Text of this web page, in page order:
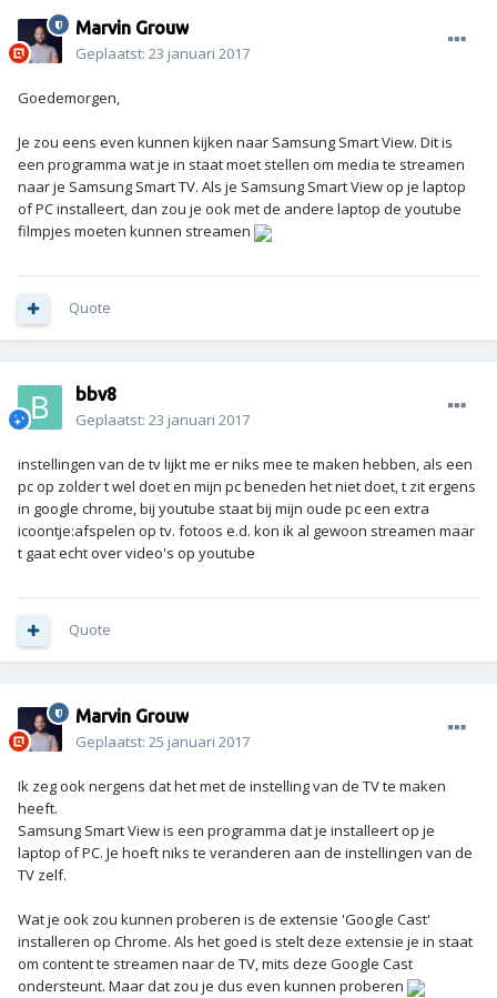
Marvin Grouw
Geplaatst: 23 januari 2017
Goedemorgen,
Je zou eens even kunnen kijken naar Samsung Smart View. Dit is
een programma wat je in staat moet stellen om media te streamen
naar je Samsung Smart TV. Als je Samsung Smart View op je laptop
of PC installeert, dan zou je ook met de andere laptop de youtube
filmpjes moeten kunnen streamen
Quote
bbv8
Geplaatst: 23 januari 2017
instellingen van de tv lijkt me er niks mee te maken hebben, als een
pc op zolder t wel doet en mijn pc beneden het niet doet, t zit ergens
in google chrome, bij youtube staat bij mijn oude pc een extra
icoontje:afspelen op tv. fotoos e.d. kon ik al gewoon streamen maar
t gaat echt over video's op youtube
Quote
Marvin Grouw
Geplaatst: 25 januari 2017
Ik zeg ook nergens dat het met de instelling van de TV te maken
heeft.
Samsung Smart View is een programma dat je installeert op je
laptop of PC. Je hoeft niks te veranderen aan de instellingen van de
TV zelf.
Wat je ook zou kunnen proberen is de extensie 'Google Cast'
installeren op Chrome. Als het goed is stelt deze extensie je in staat
om content te streamen naar de TV, mits deze Google Cast
ondersteunt. Maar dat zou je dus even kunnen proberen